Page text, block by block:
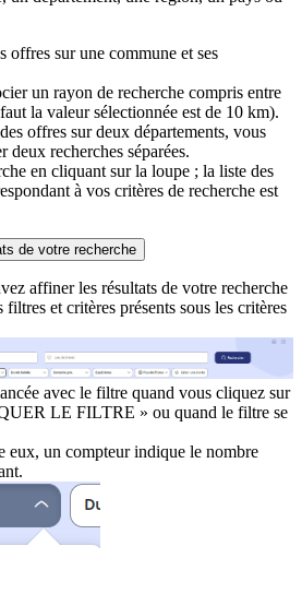
offres sur une commune et ses
un rayon de recherche compris entre
la valeur sélectionnée est de 10 km).
offres sur deux départements, vous
deux recherches séparées.
en cliquant sur la loupe ; la liste des
à vos critères de recherche est
de votre recherche
affiner les résultats de votre recherche
filtres et critères présents sous les critères
avec le filtre quand vous cliquez sur
LE FILTRE » ou quand le filtre se
eux, un compteur indique le nombre